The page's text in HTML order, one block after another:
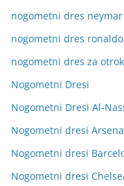
nogometni dres neymar
nogometni dres ronaldo
nogometni dres za
Nogometni Dresi
Nogometni Dresi Al-
Nogometni dresi
Nogometni dresi
Nogometni dresi